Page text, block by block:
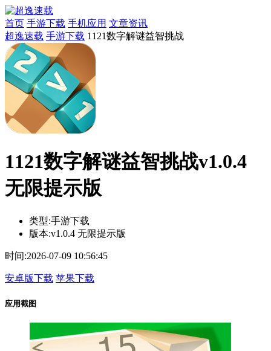
首页 手游下载 手机应用 文章资讯
超逸速载 手游下载 1121数字解谜益智挑战
1121数字解谜益智挑战v1.0.4
无限提示版
类型:手游下载
版本:v1.0.4 无限提示版
时间:2026-07-09 10:56:45
安卓版下载 苹果下载
应用截图